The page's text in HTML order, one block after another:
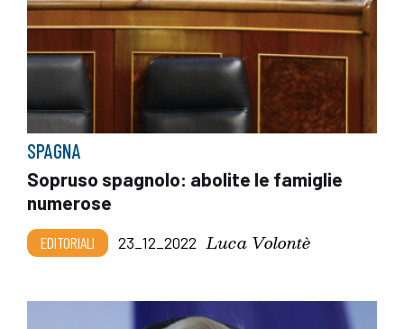
SPAGNA
Sopruso spagnolo: abolite le famiglie
numerose
EDITORIALI 23_12_2022 Luca Volontè